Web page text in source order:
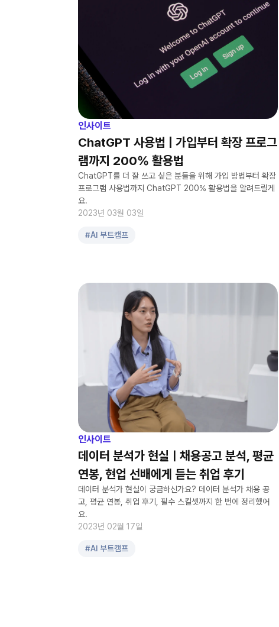
인사이트
ChatGPT 사용법 | 가입부터 확장 프로그
램까지 200% 활용법
ChatGPT를 더 잘 쓰고 싶은 분들을 위해 가입 방법부터 확장
프로그램 사용법까지 ChatGPT 200% 활용법을 알려드릴게
요.
2023년 03월 03일
#AI 부트캠프
인사이트
데이터 분석가 현실ㅣ채용공고 분석, 평균
연봉, 현업 선배에게 듣는 취업 후기
데이터 분석가 현실이 궁금하신가요? 데이터 분석가 채용 공
고, 평균 연봉, 취업 후기, 필수 스킬셋까지 한 번에 정리했어
요.
2023년 02월 17일
#AI 부트캠프